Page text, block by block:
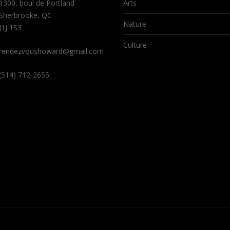
boul de Portland
QC
1S3
712-2655
Arts
Nature
Culture